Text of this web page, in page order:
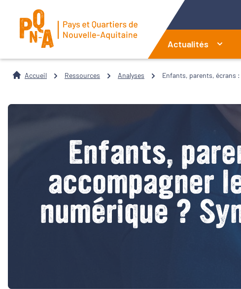
Actualités
Accueil Ressources Analyses Enfants, parents, écrans
Enfants,
accompagner
numérique ?